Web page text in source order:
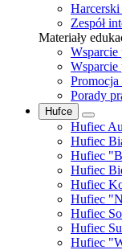
Zespół
Materiały
Wsparcie
Wsparcie
Porady
Hufce
Hufiec
Hufiec
Hufiec
Hufiec
Hufiec
Hufiec
Hufiec
Hufiec
Hufiec